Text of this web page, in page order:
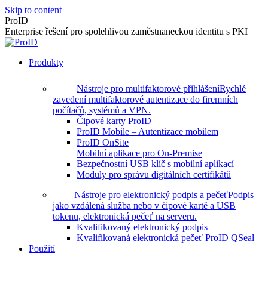
Skip to content
ProID
Enterprise řešení pro spolehlivou zaměstnaneckou identitu s PKI
Produkty
Nástroje pro multifaktorové přihlášeníRychlé
zavedení multifaktorové autentizace do firemních
počítačů, systémů a VPN.
Čipové karty ProID
ProID Mobile – Autentizace mobilem
ProID OnSite
Mobilní aplikace pro On-Premise
Bezpečnostní USB klíč s mobilní aplikací
Moduly pro správu digitálních certifikátů
Nástroje pro elektronický podpis a pečeťPodpis
jako vzdálená služba nebo v čipové kartě a USB
tokenu, elektronická pečeť na serveru.
Kvalifikovaný elektronický podpis
Kvalifikovaná elektronická pečeť ProID QSeal
Použití